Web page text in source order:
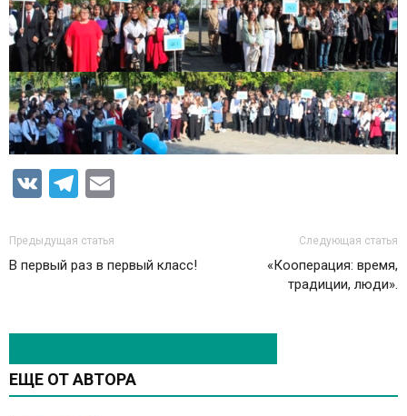
VK Telegram
Предыдущая статья
В первый раз в первый класс!
Следующая статья
«Кооперация: время,
традиции, люди».
ЕЩЕ ОТ АВТОРА